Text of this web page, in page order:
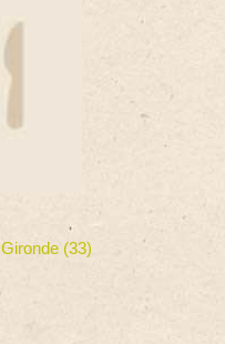
Gironde (33)